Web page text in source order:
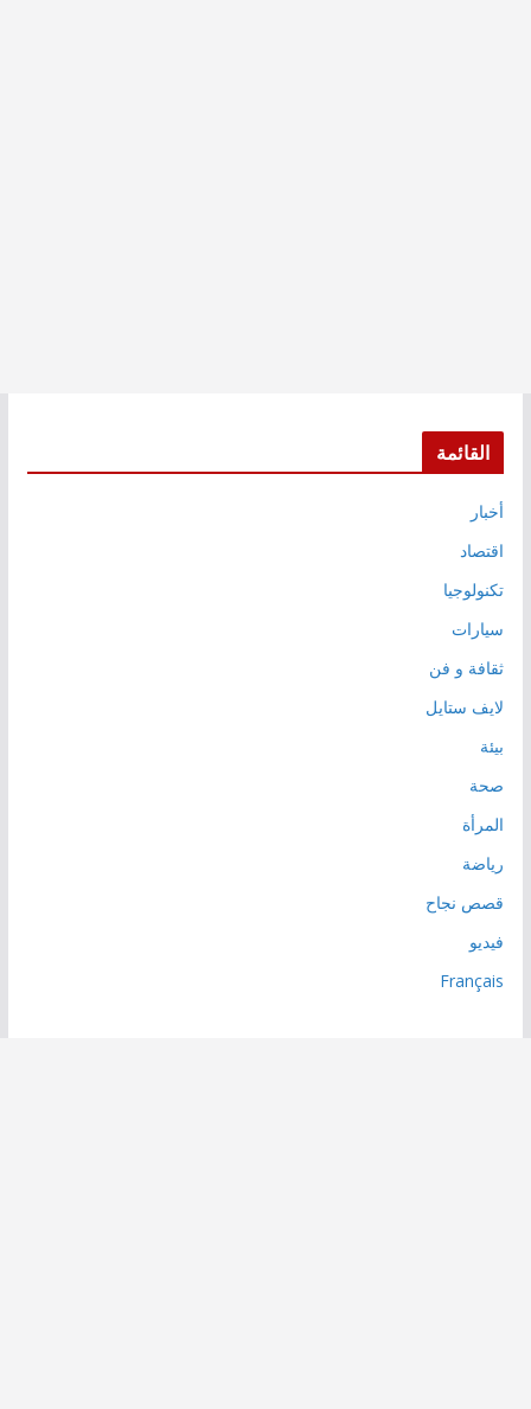
القائمة
أخبار
اقتصاد
تكنولوجيا
سيارات
ثقافة و فن
لايف ستايل
بيئة
صحة
المرأة
رياضة
قصص نجاح
فيديو
Français